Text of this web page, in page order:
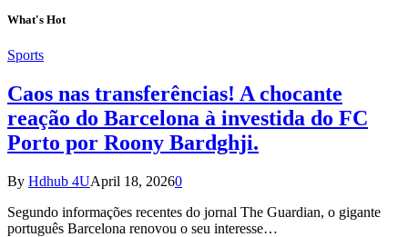
What's Hot
Sports
Caos nas transferências! A chocante
reação do Barcelona à investida do FC
Porto por Roony Bardghji.
By Hdhub 4UApril 18, 20260
Segundo informações recentes do jornal The Guardian, o gigante
português Barcelona renovou o seu interesse…